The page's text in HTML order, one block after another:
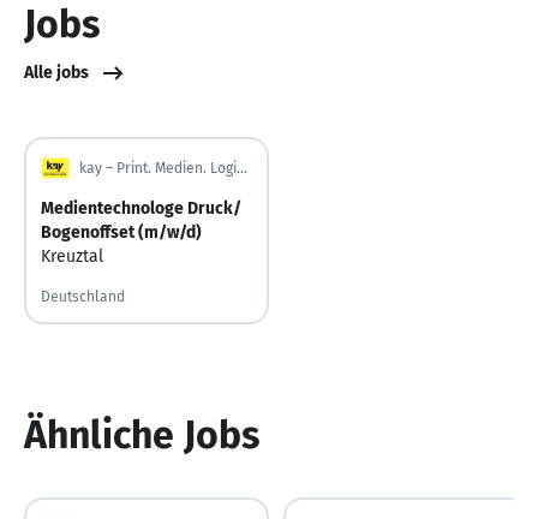
Jobs
Alle jobs
kay – Print. Medien. Logistik. | Druckhaus Kay GmbH
Medientechnologe Druck/
Bogenoffset (m/w/d)
Kreuztal
Deutschland
Ähnliche Jobs